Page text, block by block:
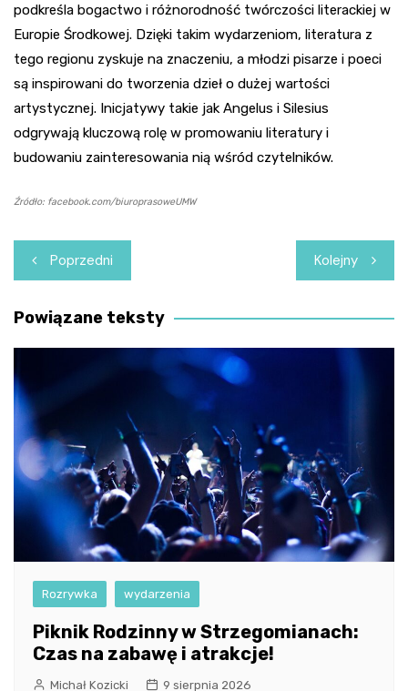
podkreśla bogactwo i różnorodność twórczości literackiej w
Europie Środkowej. Dzięki takim wydarzeniom, literatura z
tego regionu zyskuje na znaczeniu, a młodzi pisarze i poeci
są inspirowani do tworzenia dzieł o dużej wartości
artystycznej. Inicjatywy takie jak Angelus i Silesius
odgrywają kluczową rolę w promowaniu literatury i
budowaniu zainteresowania nią wśród czytelników.
Źródło: facebook.com/biuroprasoweUMW
Nawigacja
wpisu
Poprzedni Kolejny
Powiązane teksty
Rozrywka wydarzenia
Piknik Rodzinny w Strzegomianach:
Czas na zabawę i atrakcje!
Michał Kozicki 9 sierpnia 2026